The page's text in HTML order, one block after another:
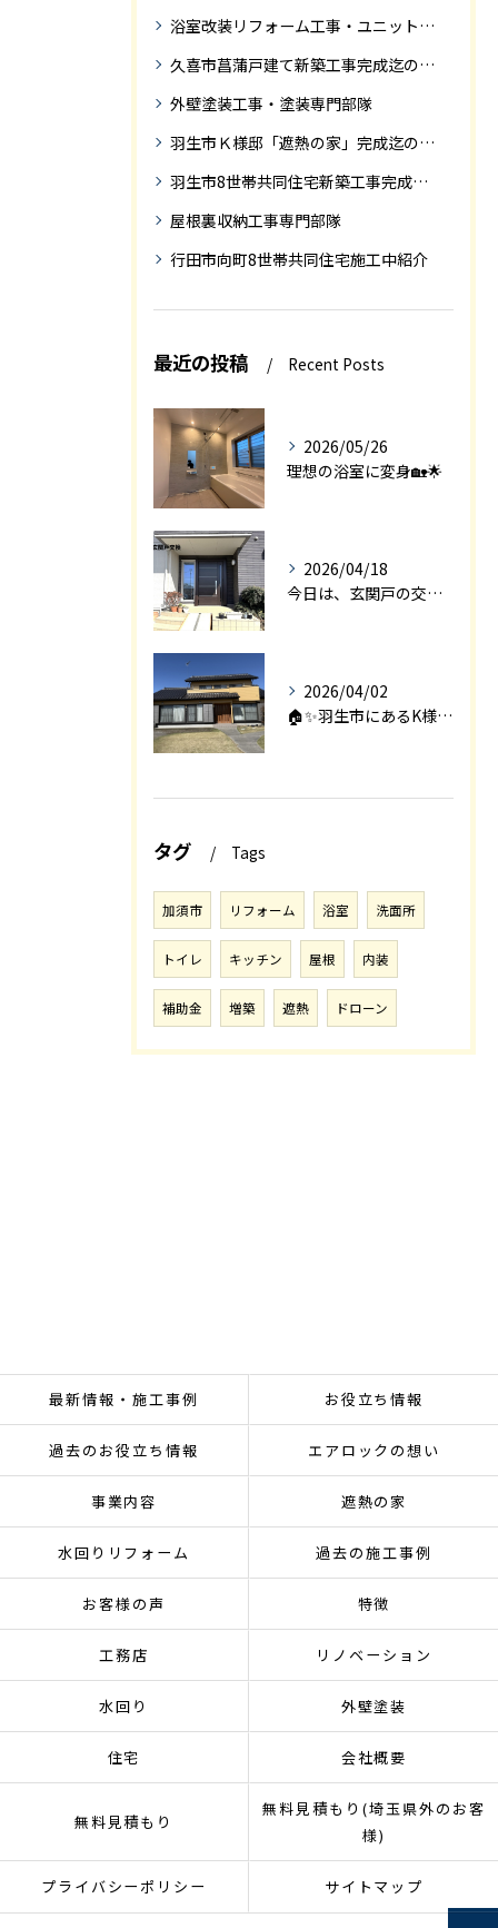
浴室改装リフォーム工事・ユニットバス専門部隊
久喜市菖蒲戸建て新築工事完成迄の紹介
外壁塗装工事・塗装専門部隊
羽生市Ｋ様邸「遮熱の家」完成迄の紹介です
羽生市8世帯共同住宅新築工事完成迄の紹介
屋根裏収納工事専門部隊
行田市向町8世帯共同住宅施工中紹介
最近の投稿 Recent Posts
2026/05/26
理想の浴室に変身🏡🌟
2026/04/18
今日は、玄関戸の交換工事をご紹介します🚪✨。
2026/04/02
🏠✨羽生市にあるK様邸は、2008年に㈱エアロックで新築され...
タグ Tags
加須市 リフォーム 浴室 洗面所
トイレ キッチン 屋根 内装
補助金 増築 遮熱 ドローン
最新情報・施工事例 お役立ち情報
過去のお役立ち情報 エアロックの想い
事業内容 遮熱の家
水回りリフォーム 過去の施工事例
お客様の声 特徴
工務店 リノベーション
水回り 外壁塗装
住宅 会社概要
無料見積もり
無料見積もり(埼玉県外のお客
様)
プライバシーポリシー サイトマップ